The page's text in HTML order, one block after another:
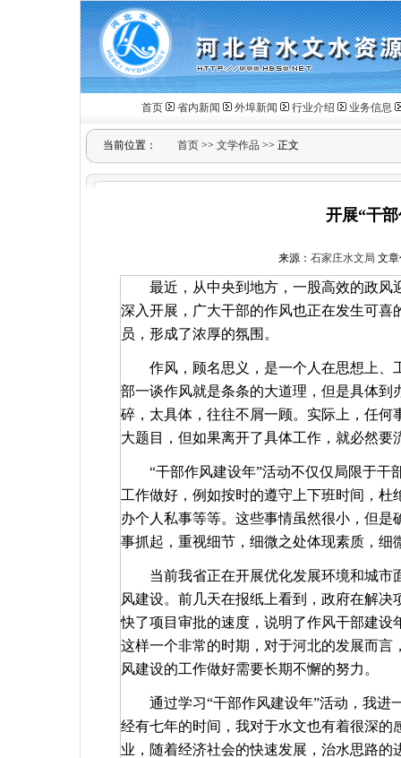
首页 省内新闻 外埠新闻 行业介绍 业务信息
当前位置： 首页 >> 文学作品 >> 正文
开展“干
来源： 石家庄水文局 文章
最近，从中央到地方，一股高效的政风
深入开展，广大干部的作风也正在发生可
员，形成了浓厚的氛围。
作风，顾名思义，是一个人在思想上
部一谈作风就是条条的大道理，但是具体
碎，太具体，往往不屑一顾。实际上，任
大题目，但如果离开了具体工作，就必然要
“干部作风建设年”活动不仅仅局限于
工作做好，例如按时的遵守上下班时间，
办个人私事等等。这些事情虽然很小，但
事抓起，重视细节，细微之处体现素质，细
当前我省正在开展优化发展环境和城市
风建设。前几天在报纸上看到，政府在解
快了项目审批的速度，说明了作风干部建
这样一个非常的时期，对于河北的发展而
风建设的工作做好需要长期不懈的努力。
通过学习“干部作风建设年”活动，我
经有七年的时间，我对于水文也有着很深
业，随着经济社会的快速发展，治水思路